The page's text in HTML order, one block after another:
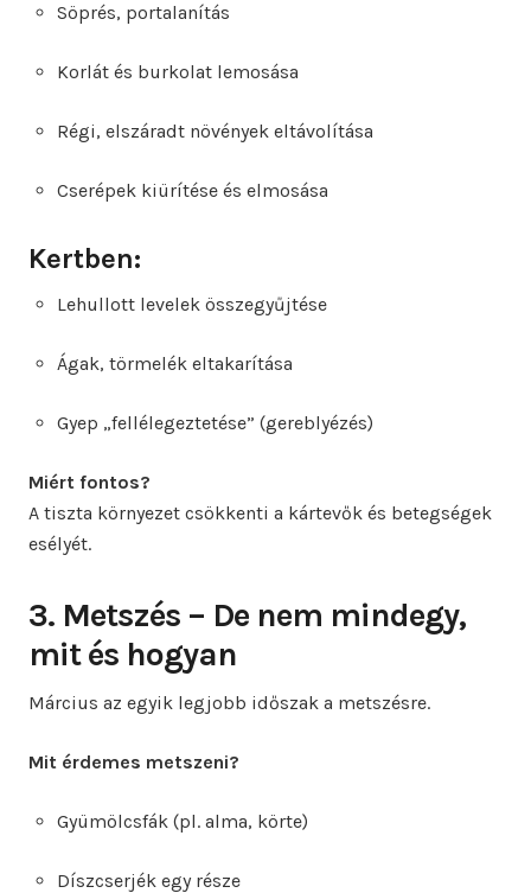
Söprés, portalanítás
Korlát és burkolat lemosása
Régi, elszáradt növények eltávolítása
Cserépek kiürítése és elmosása
Kertben:
Lehullott levelek összegyűjtése
Ágak, törmelék eltakarítása
Gyep „fellélegeztetése” (gereblyézés)
Miért fontos?
A tiszta környezet csökkenti a kártevők és betegségek
esélyét.
3. Metszés – De nem mindegy,
mit és hogyan
Március az egyik legjobb időszak a metszésre.
Mit érdemes metszeni?
Gyümölcsfák (pl. alma, körte)
Díszcserjék egy része